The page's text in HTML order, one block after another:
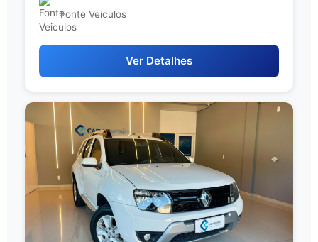
Fonte Veiculos
Ver Detalhes